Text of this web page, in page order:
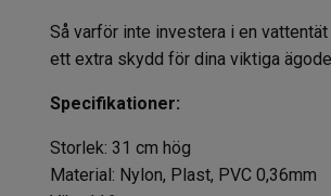
Så varför inte investera i en
ett extra skydd för dina viktiga
Specifikationer:
Storlek: 31 cm hög
Material: Nylon, Plast, PVC 0,36mm